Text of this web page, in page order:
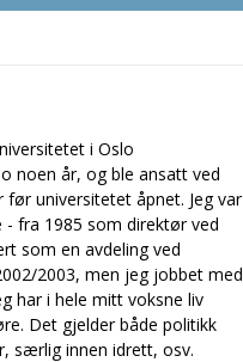
i Oslo
noen år, og ble ansatt ved
universitetet åpnet. Jeg var
fra 1985 som direktør ved
som en avdeling ved
2003, men jeg jobbet med
har i hele mitt voksne liv
Det gjelder både politikk
særlig innen idrett, osv.